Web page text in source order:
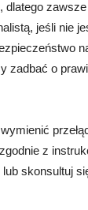
dlatego
jeśli nie
zadbać o
z
lub skonsultuj